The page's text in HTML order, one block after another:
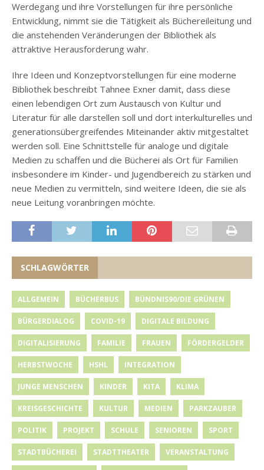
Werdegang und ihre Vorstellungen für ihre persönliche
Entwicklung, nimmt sie die Tätigkeit als Büchereileitung und
die anstehenden Veränderungen der Bibliothek als
attraktive Herausforderung wahr.
Ihre Ideen und Konzeptvorstellungen für eine moderne
Bibliothek beschreibt Tahnee Exner damit, dass diese
einen lebendigen Ort zum Austausch von Kultur und
Literatur für alle darstellen soll und dort interkulturelles und
generationsübergreifendes Miteinander aktiv mitgestaltet
werden soll. Eine Schnittstelle für analoge und digitale
Medien zu schaffen und die Bücherei als Ort für Familien
insbesondere im Kinder- und Jugendbereich zu stärken und
neue Medien zu vermitteln, sind weitere Ideen, die sie als
neue Leitung voranbringen möchte.
SCHLAGWÖRTER
ALLGEMEIN BÜCHERBUS BÜNDNIS90/DIE GRÜNEN
BÜRGERDIALOG COVID-19 DIGITALE BILDUNG
DIGITALISIERUNG FAMILIE FRAUEN FÖRDERGELDER
HERBSTWOCHE HSHL INTEGRATION
JUNGE MENSCHEN KINDER KITA KLIMA
KREISGESCHICHTE KULTUR MEDIEN PARKZAUBER
POLITIK PROJEKT SCHULE SENIOREN SPORT
STADTBÜCHEREI STADTTHEATER VERANSTALTUNG